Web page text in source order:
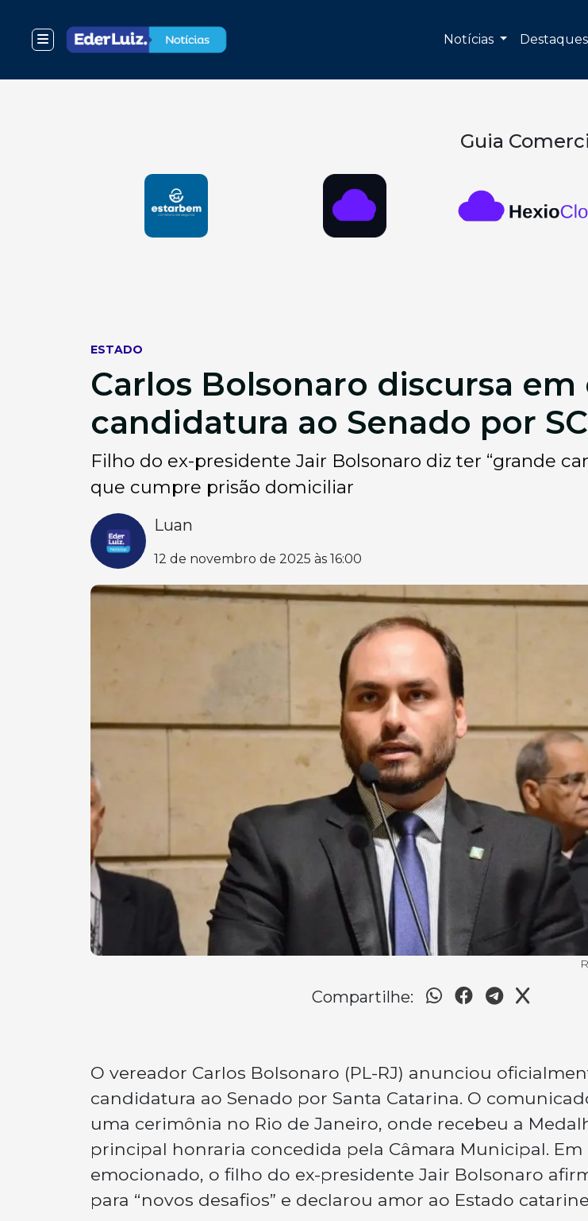
Notícias Destaques
Guia
ESTADO
Carlos Bolsonaro discursa
candidatura ao Senado por SC
Filho do ex-presidente Jair Bolsonaro diz ter “grande
que cumpre prisão domiciliar
Luan
12 de novembro de 2025 às 16:00
Compartilhe:
O vereador Carlos Bolsonaro (PL-RJ) anunciou
candidatura ao Senado por Santa Catarina. O
uma cerimônia no Rio de Janeiro, onde recebeu a
principal honraria concedida pela Câmara Municipal.
emocionado, o filho do ex-presidente Jair Bolsonaro
para “novos desafios” e declarou amor ao Estado